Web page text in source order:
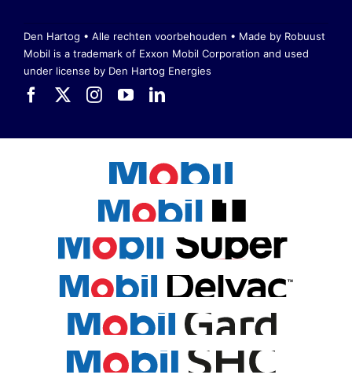
Den Hartog • Alle rechten voorbehouden • Made by Robuust
Mobil is a trademark of Exxon Mobil Corporation and used
under license by Den Hartog Energies